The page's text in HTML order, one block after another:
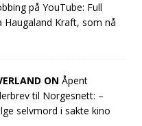
på YouTube: Full
Kraft, som nå
ON Åpent
til Norgesnett: –
selvmord i sakte kino